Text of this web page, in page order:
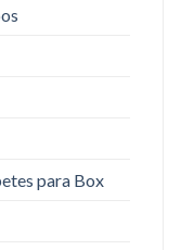
DE LED
para Box